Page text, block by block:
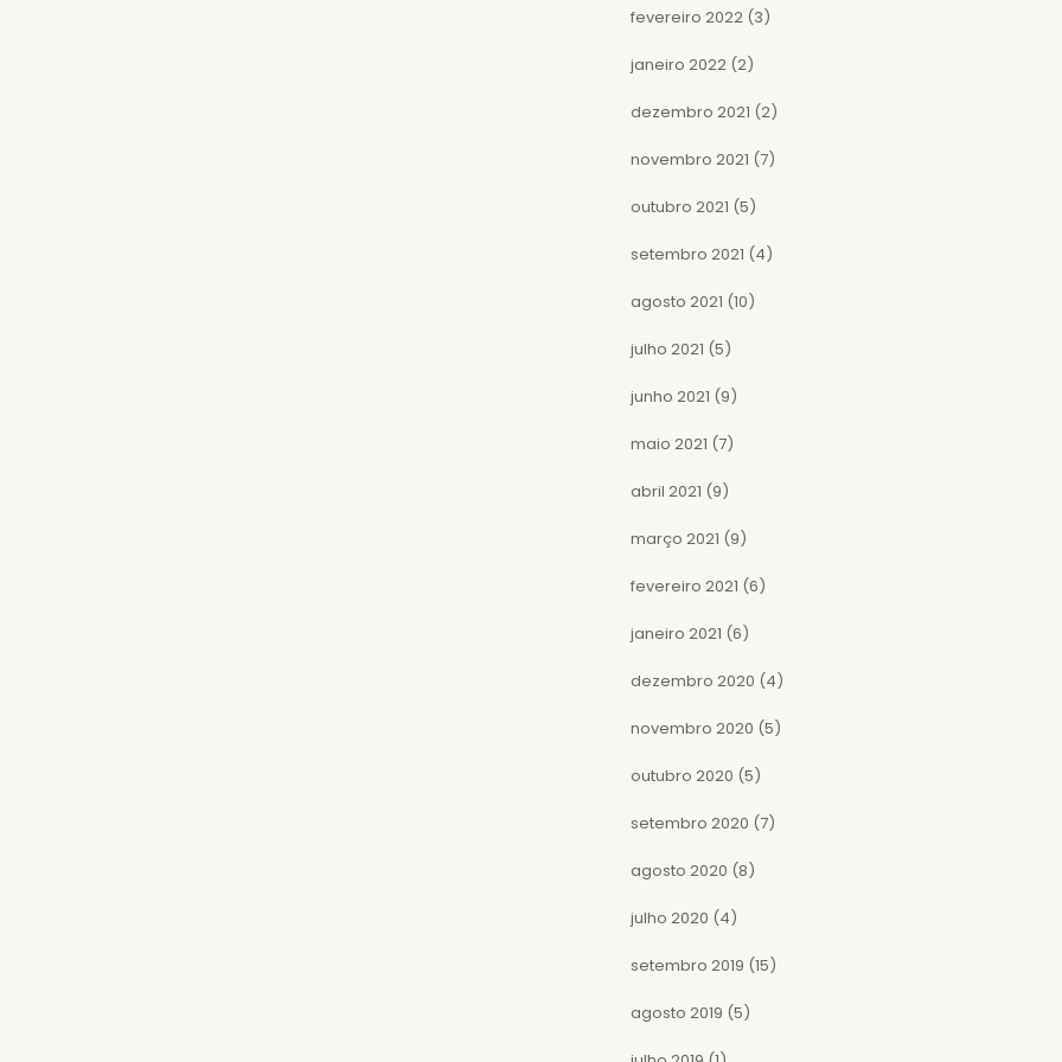
fevereiro 2022(3)
janeiro 2022(2)
dezembro 2021 (2)
novembro 2021 (7)
outubro 2021 (5)
setembro 2021 (4)
agosto 2021 (10)
julho 2021 (5)
junho 2021 (9)
maio 2021 (7)
abril 2021 (9)
março 2021 (9)
fevereiro 2021 (6)
janeiro 2021 (6)
dezembro 2020 (4)
novembro 2020 (5)
outubro 2020 (5)
setembro 2020 (7)
agosto 2020 (8)
julho 2020 (4)
setembro 2019 (15)
agosto 2019 (5)